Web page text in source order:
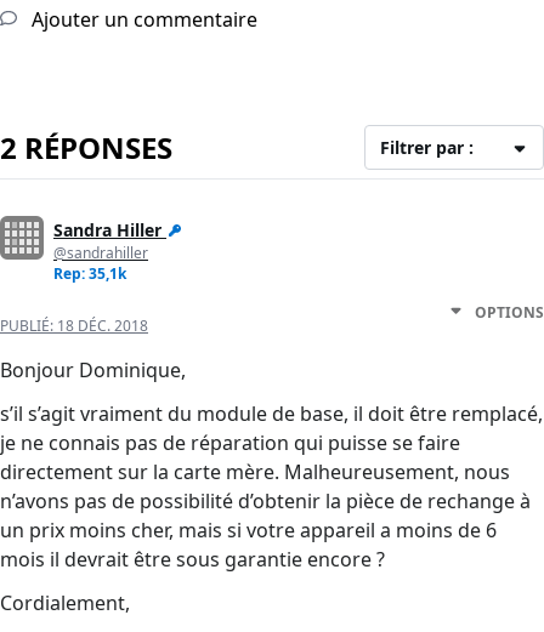
Ajouter un commentaire
2 RÉPONSES Filtrer par :
Sandra Hiller
@sandrahiller
Rep: 35,1k
PUBLIÉ: 18 DÉC. 2018
OPTIONS
Bonjour Dominique,
s’il s’agit vraiment du module de base, il doit être remplacé,
je ne connais pas de réparation qui puisse se faire
directement sur la carte mère. Malheureusement, nous
n’avons pas de possibilité d’obtenir la pièce de rechange à
un prix moins cher, mais si votre appareil a moins de 6
mois il devrait être sous garantie encore ?
Cordialement,